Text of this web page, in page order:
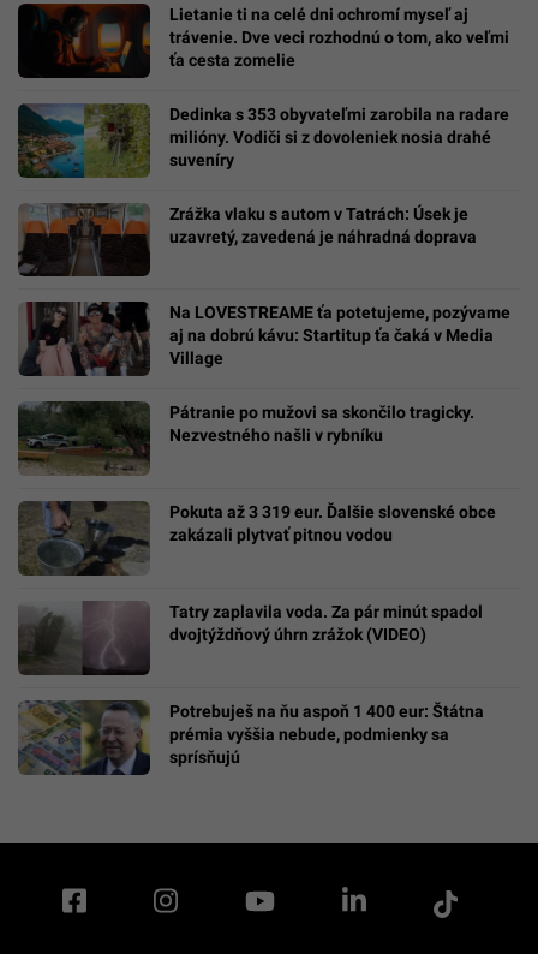
Lietanie ti na celé dni ochromí myseľ aj
trávenie. Dve veci rozhodnú o tom, ako veľmi
ťa cesta zomelie
Dedinka s 353 obyvateľmi zarobila na radare
milióny. Vodiči si z dovoleniek nosia drahé
suveníry
Zrážka vlaku s autom v Tatrách: Úsek je
uzavretý, zavedená je náhradná doprava
Na LOVESTREAME ťa potetujeme, pozývame
aj na dobrú kávu: Startitup ťa čaká v Media
Village
Pátranie po mužovi sa skončilo tragicky.
Nezvestného našli v rybníku
Pokuta až 3 319 eur. Ďalšie slovenské obce
zakázali plytvať pitnou vodou
Tatry zaplavila voda. Za pár minút spadol
dvojtýždňový úhrn zrážok (VIDEO)
Potrebuješ na ňu aspoň 1 400 eur: Štátna
prémia vyššia nebude, podmienky sa
sprísňujú